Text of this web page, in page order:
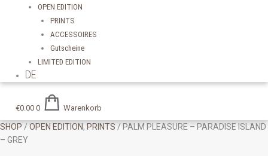
OPEN EDITION
PRINTS
ACCESSOIRES
Gutscheine
LIMITED EDITION
DE
€0.00 0 Warenkorb
SHOP /OPEN EDITION, PRINTS / PALM PLEASURE – PARADISE ISLAND
– GREY